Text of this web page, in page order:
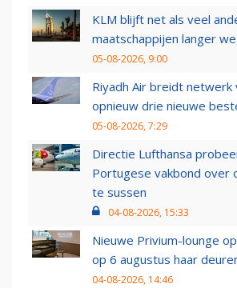
KLM blijft net als veel
maatschappijen langer
05-08-2026, 9:00
Riyadh Air breidt netwerk
opnieuw drie nieuwe
05-08-2026, 7:29
Directie Lufthansa
Portugese vakbond over
te sussen
04-08-2026, 15:33
Nieuwe Privium-lounge
op 6 augustus haar
04-08-2026, 14:46